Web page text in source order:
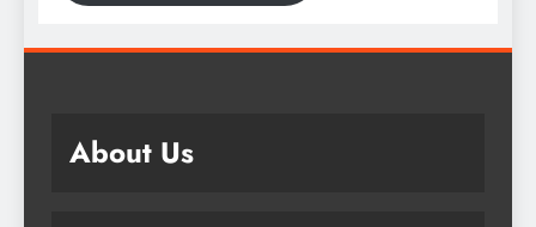
About Us